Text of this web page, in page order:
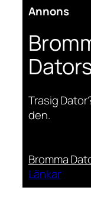
Annons
Trasig
den.
Bromma
Länkar